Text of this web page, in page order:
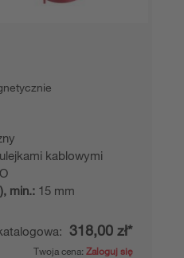
kablowymi
min.: 15 mm
318,00 zł*
Twoja cena: Zaloguj się